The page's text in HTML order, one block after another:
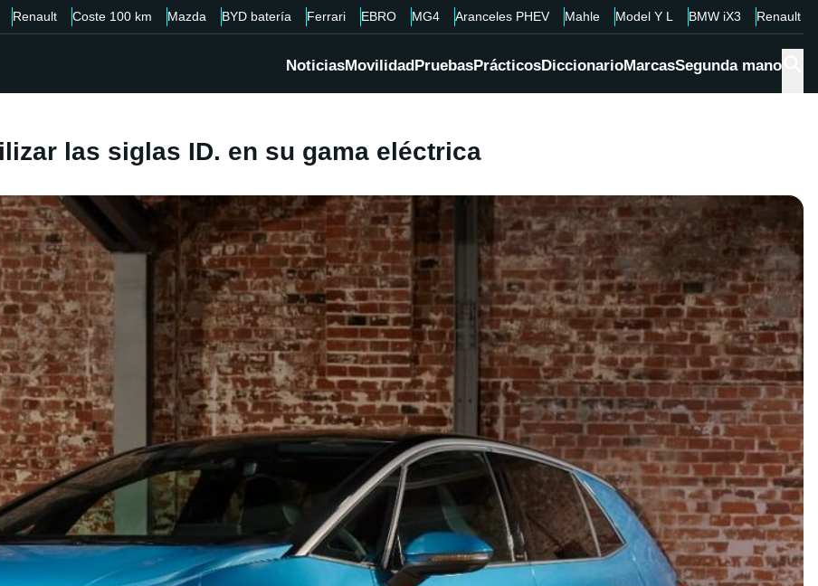
Renault Coste 100 km Mazda BYD batería Ferrari EBRO MG4 Aranceles PHEV Mahle Model Y L BMW iX3 Renault
NoticiasMovilidadPruebasPrácticosDiccionarioMarcasSegunda mano
las siglas ID. en su gama eléctrica